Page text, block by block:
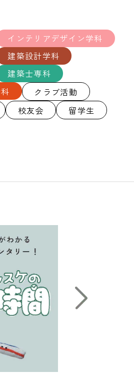
インテリアデザイン学科
建築設計学科
建築士専科
クラブ活動
校友会
留学生